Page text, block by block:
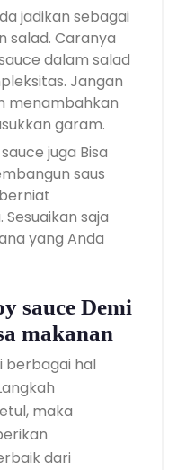
jadikan sebagai
salad. Caranya
dalam salad
Jangan
menambahkan
garam.
juga Bisa
saus
saja
yang Anda
sauce Demi
makanan
berbagai hal
maka
dari